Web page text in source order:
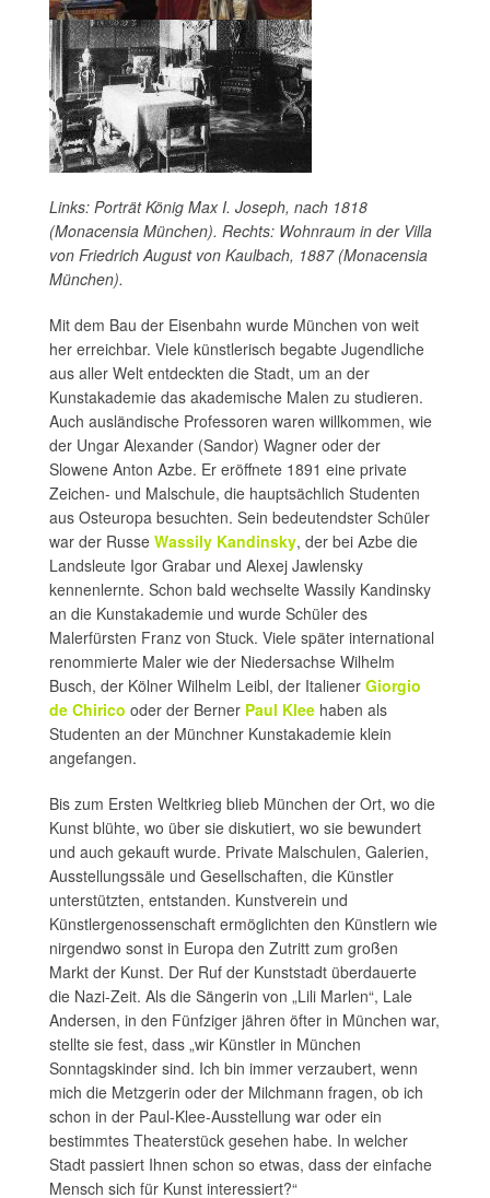
Links: Porträt König Max I. Joseph, nach 1818
(Monacensia München). Rechts: Wohnraum in der Villa
von Friedrich August von Kaulbach, 1887 (Monacensia
München).
Mit dem Bau der Eisenbahn wurde München von weit
her erreichbar. Viele künstlerisch begabte Jugendliche
aus aller Welt entdeckten die Stadt, um an der
Kunstakademie das akademische Malen zu studieren.
Auch ausländische Professoren waren willkommen, wie
der Ungar Alexander (Sandor) Wagner oder der
Slowene Anton Azbe. Er eröffnete 1891 eine private
Zeichen- und Malschule, die hauptsächlich Studenten
aus Osteuropa besuchten. Sein bedeutendster Schüler
war der Russe Wassily Kandinsky, der bei Azbe die
Landsleute Igor Grabar und Alexej Jawlensky
kennenlernte. Schon bald wechselte Wassily Kandinsky
an die Kunstakademie und wurde Schüler des
Malerfürsten Franz von Stuck. Viele später international
renommierte Maler wie der Niedersachse Wilhelm
Busch, der Kölner Wilhelm Leibl, der Italiener Giorgio
de Chirico oder der Berner Paul Klee haben als
Studenten an der Münchner Kunstakademie klein
angefangen.
Bis zum Ersten Weltkrieg blieb München der Ort, wo die
Kunst blühte, wo über sie diskutiert, wo sie bewundert
und auch gekauft wurde. Private Malschulen, Galerien,
Ausstellungssäle und Gesellschaften, die Künstler
unterstützten, entstanden. Kunstverein und
Künstlergenossenschaft ermöglichten den Künstlern wie
nirgendwo sonst in Europa den Zutritt zum großen
Markt der Kunst. Der Ruf der Kunststadt überdauerte
die Nazi-Zeit. Als die Sängerin von „Lili Marlen“, Lale
Andersen, in den Fünfziger jähren öfter in München war,
stellte sie fest, dass „wir Künstler in München
Sonntagskinder sind. Ich bin immer verzaubert, wenn
mich die Metzgerin oder der Milchmann fragen, ob ich
schon in der Paul-Klee-Ausstellung war oder ein
bestimmtes Theaterstück gesehen habe. In welcher
Stadt passiert Ihnen schon so etwas, dass der einfache
Mensch sich für Kunst interessiert?“